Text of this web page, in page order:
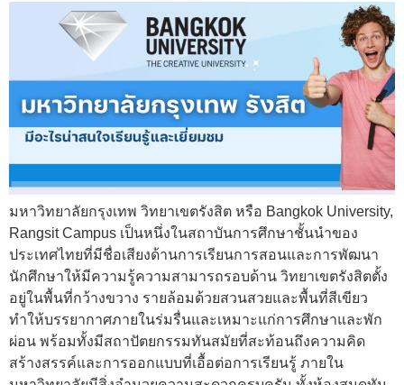
มหาวิทยาลัยกรุงเทพ วิทยาเขตรังสิต หรือ Bangkok University,
Rangsit Campus เป็นหนึ่งในสถาบันการศึกษาชั้นนำของ
ประเทศไทยที่มีชื่อเสียงด้านการเรียนการสอนและการพัฒนา
นักศึกษาให้มีความรู้ความสามารถรอบด้าน วิทยาเขตรังสิตตั้ง
อยู่ในพื้นที่กว้างขวาง รายล้อมด้วยสวนสวยและพื้นที่สีเขียว
ทำให้บรรยากาศภายในร่มรื่นและเหมาะแก่การศึกษาและพัก
ผ่อน พร้อมทั้งมีสถาปัตยกรรมทันสมัยที่สะท้อนถึงความคิด
สร้างสรรค์และการออกแบบที่เอื้อต่อการเรียนรู้ ภายใน